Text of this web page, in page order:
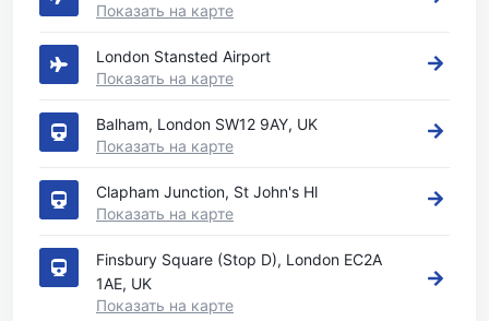
Показать на карте
London Stansted Airport
Показать на карте
Balham, London SW12 9AY, UK
Показать на карте
Clapham Junction, St John's Hl
Показать на карте
Finsbury Square (Stop D), London EC2A
1AE, UK
Показать на карте